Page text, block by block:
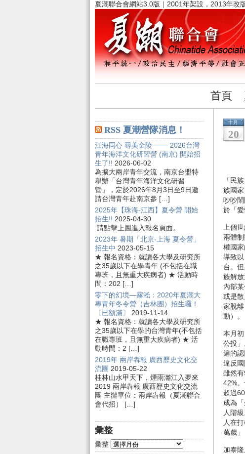
夏潮聯合會網站3.0版｜2001年架設，2013年改
首頁
RSS 夏潮營隊消息！
江海同心 尋美金陵 —— 2026台灣
青年海洋文化研習營 (南京) 開始招
生了!! 2026-06-02
為擴大兩岸青年交流，南京台盟特
舉辦「台灣青年海洋文化研習
營」，定於2026年8月3日至9日邀
請台灣青年赴南京參 […]
2025年【珠海-江西】夏令營 開始
招生!! 2025-04-30
請點擊上圖進入報名頁面。
2023年 暑期「北京-上海 夏令營」
招生中 2023-05-15
★ 報名資格：就讀各大學及研究所
之35歲以下在學青年 (不包括在職
專班，且無重大疾病者) ★ 活動時
間：202 […]
零下的幻境—霧淞：2020年夏潮大
專青年冬令營（吉林團）招生囉！
〔已額滿〕
2019-11-14
★ 報名資格：就讀各大學及研究所
之35歲以下在學的台灣青年(不包括
在職專班，且無重大疾病者) ★ 活
動時間：2 […]
2019年 兩岸犇報 廣西歷史文化交
流團 2019-05-22
桂林山水甲天下，煙雨灕江入夢來
2019 兩岸犇報 廣西歷史文化交流
團 主辦單位：兩岸犇報（夏潮聯合
會代招） […]
彙整
彙整
十月
20
「民
族國
吵吵
於「
上個
兩體
權國
導致
台。
族解
內部
或是
家脫
動）。
本月
公投
遍的
違反
雖然
42%
超過
成為
人階
人在
萬歲」
加泰